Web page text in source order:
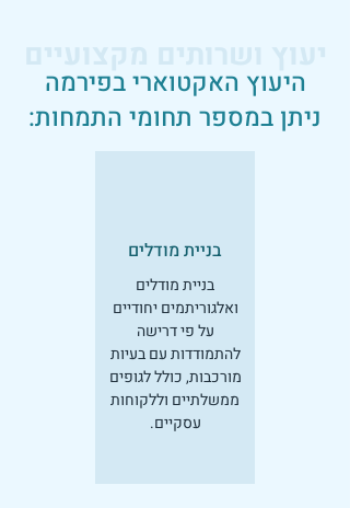
היעוץ האקטוארי בפירמה
ניתן במספר תחומי התמחות:
בניית מודלים
בניית מודלים
ואלגוריתמים יחודיים
על פי דרישה
להתמודדות עם בעיות
מורכבות, כולל לגופים
ממשלתיים וללקוחות
עסקיים.